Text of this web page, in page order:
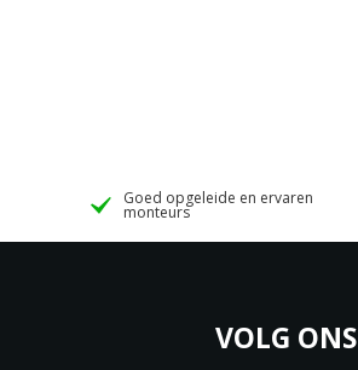
Goed opgeleide en ervaren
monteurs
VOLG ONS